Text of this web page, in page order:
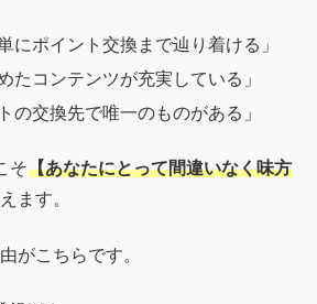
にポイント交換まで辿り着ける」
たコンテンツが充実している」
の交換先で唯一のものがある」
そ【あなたにとって間違いなく味方
ます。
がこちらです。